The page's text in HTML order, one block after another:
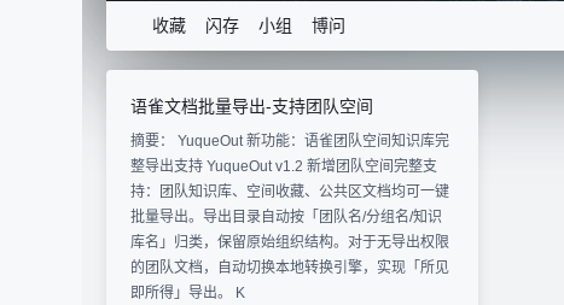
收藏 闪存 小组 博问
语雀文档批量导出-支持团队空间
摘要： YuqueOut 新功能：语雀团队空间知识库完
整导出支持 YuqueOut v1.2 新增团队空间完整支
持：团队知识库、空间收藏、公共区文档均可一键
批量导出。导出目录自动按「团队名/分组名/知识
库名」归类，保留原始组织结构。对于无导出权限
的团队文档，自动切换本地转换引擎，实现「所见
即所得」导出。 K